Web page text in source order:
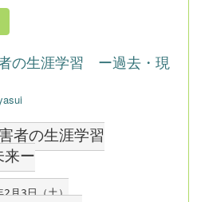
の生涯学習 ー過去・現
者の生涯学習
ー
2月3日（土）